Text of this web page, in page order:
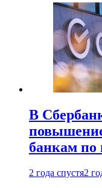
В
банкам по
2 года спустя2